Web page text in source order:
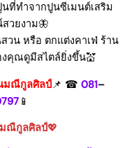
ที่ทำจากปูนซีเมนต์เสริม
วยงาม🦋
วน หรือ ตกแต่งคาเฟ่ ร้าน
งคุณดูมีสไตล์ยิ่งขึ้น💒
มณีกูลศิลป์📌 ☎ 081–
📱
มณีกูลศิลป์💖